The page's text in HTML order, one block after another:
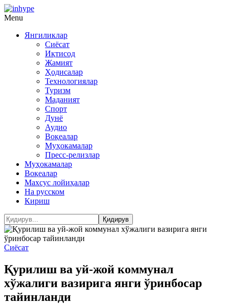
Menu
Янгиликлар
Сиёсат
Иқтисод
Жамият
Ҳодисалар
Технологиялар
Туризм
Маданият
Спорт
Дунё
Аудио
Воқеалар
Муҳокамалар
Пресс-релизлар
Муҳокамалар
Воқеалар
Махсус лойиҳалар
На русском
Кириш
Сиёсат
Қурилиш ва уй-жой коммунал
хўжалиги вазирига янги ўринбосар
тайинланди